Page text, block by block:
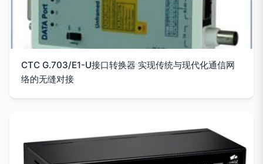
CTC G.703/E1-U接口转换器 实现传统与现代化通信网
络的无缝对接